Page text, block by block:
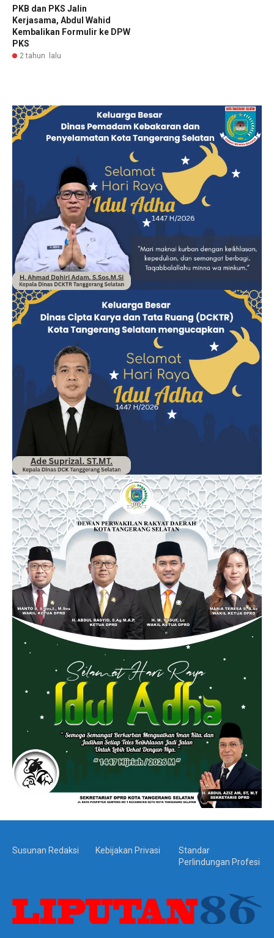
PKB dan PKS Jalin
Kerjasama, Abdul Wahid
Kembalikan Formulir ke DPW
PKS
2 tahun lalu
Susunan Redaksi Kebijakan Privasi
Standar
Perlindungan Profesi